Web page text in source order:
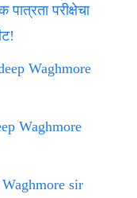
परीक्षेचा
Waghmore
Waghmore
sir